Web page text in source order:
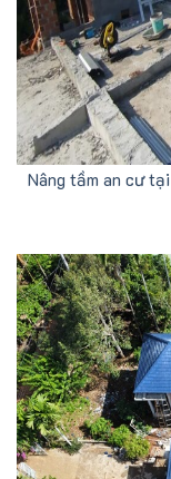
Nâng tầm an cư